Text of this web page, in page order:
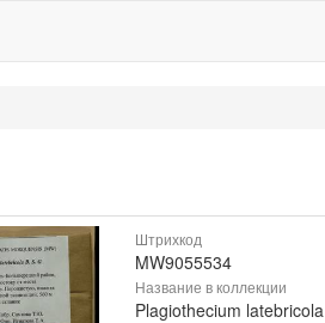
Штрихкод
MW9055534
Название в коллекции
Plagiothecium latebricola